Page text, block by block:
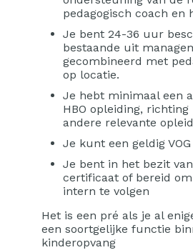
pedagogisch coach en
Je bent 24-36 uur
bestaande uit
gecombineerd met
op locatie.
Je hebt minimaal een
HBO opleiding, richting
andere relevante
Je kunt een geldig
Je bent in het bezit van
certificaat of bereid
intern te volgen
Het is een pré als je al
een soortgelijke functie
kinderopvang